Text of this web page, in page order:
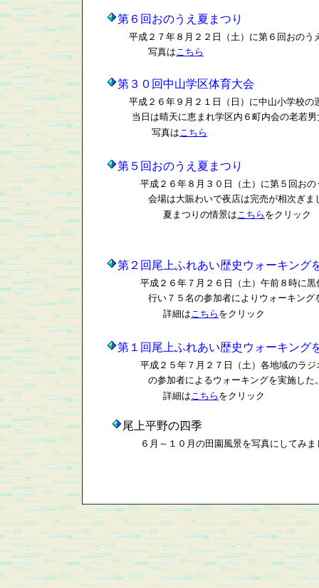
第６回おのうえ夏まつり
平成２７年８月２２日（土）に第６回おのう
写真はこちら
第３０回中山学区体育大会
平成２６年９月２１日（日）に中山小学校
当日は晴天に恵まれ学区内６町内会の老若男女
写真はこちら
第５回おのうえ夏まつり
平成２６年８月３０日（土）に第５回お
会場は大賑わいで夜店は完売が相次ぎま
夏まつりの情景はこちら をクリック
第２回尾上ふれあい歴史ウォーキング
平成２６年７月２６日（土）午前８時に
行い ７５名の参加者によりウォーキング
詳細はこちら をクリック
第１回尾上ふれあい歴史ウォーキング
平成２５年７月２７日（土）各地域のラ
の参加者によるウォーキングを実施した
詳細はこちら をクリック
尾上平野の四季
６月～１０月の田園風景を写真にしてみま